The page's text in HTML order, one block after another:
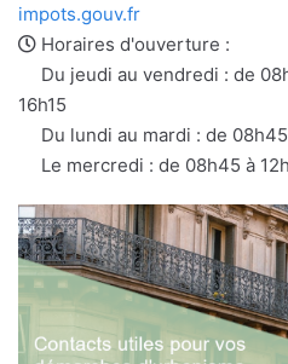
e-
mail
impots.gouv.fr
Horaires d'ouverture :
Du jeudi au vendredi : de
16h15
Du lundi au mardi : de
Le mercredi : de 08h45 à 12h